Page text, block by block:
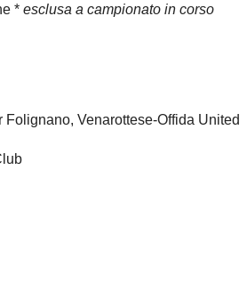
* esclusa a campionato in corso
Venarottese-Offida United